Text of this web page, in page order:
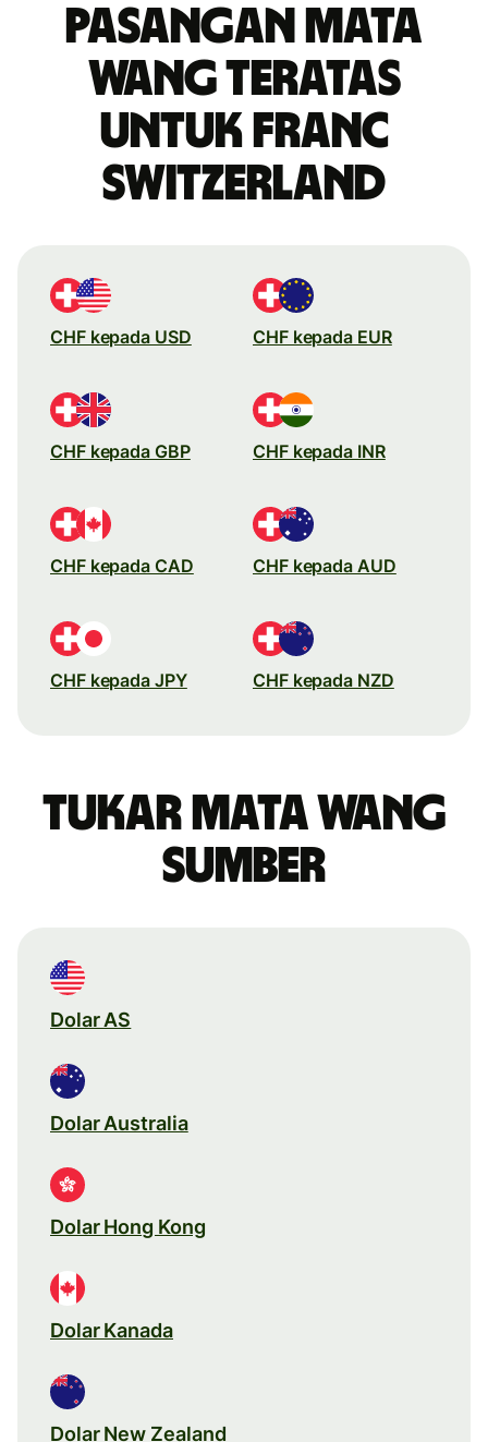
Pasangan mata
wang teratas
untuk franc
Switzerland
CHF kepada USD CHF kepada EUR
CHF kepada GBP CHF kepada INR
CHF kepada CAD CHF kepada AUD
CHF kepada JPY CHF kepada NZD
Tukar mata wang
sumber
Dolar AS
Dolar Australia
Dolar Hong Kong
Dolar Kanada
Dolar New Zealand